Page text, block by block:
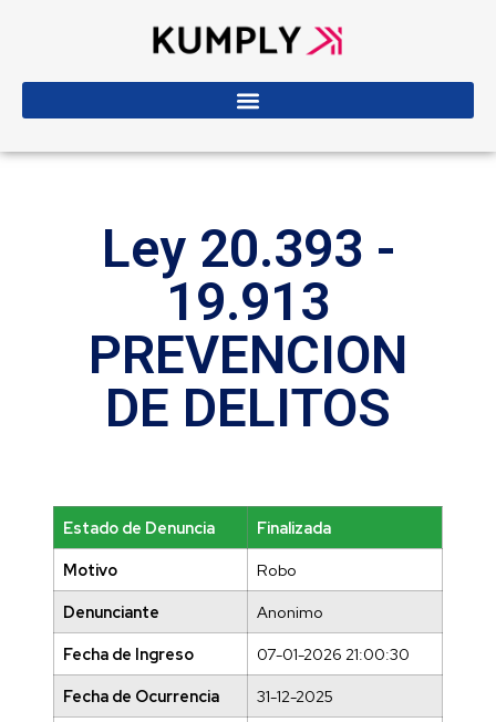
Ley 20.393 -
19.913
PREVENCION
DE DELITOS
Estado de Denuncia
Finalizada
Motivo
Robo
Denunciante
Anonimo
Fecha de Ingreso
07-01-2026 21:00:30
Fecha de Ocurrencia
31-12-2025